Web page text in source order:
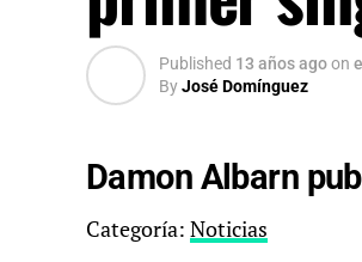
Published 13 años agoon
ByJosé Domínguez
Damon Albarn
Categoría: Noticias